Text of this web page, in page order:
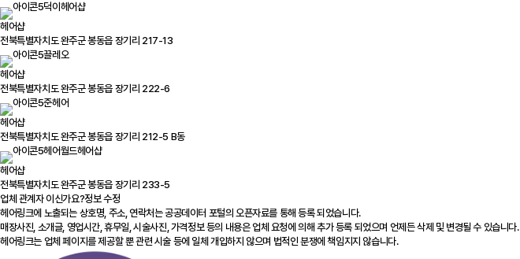
덕이헤어샵
헤어샵
전북특별자치도 완주군 봉동읍 장기리 217-13
끌레오
헤어샵
전북특별자치도 완주군 봉동읍 장기리 222-6
준헤어
헤어샵
전북특별자치도 완주군 봉동읍 장기리 212-5 B동
헤어월드헤어샵
헤어샵
전북특별자치도 완주군 봉동읍 장기리 233-5
업체 관계자 이신가요?정보 수정
헤어링크에 노출되는 상호명, 주소, 연락처는 공공데이터 포털의 오픈자료를 통해 등록 되었습니다.
매장사진, 소개글, 영업시간, 휴무일, 시술사진, 가격정보 등의 내용은 업체 요청에 의해 추가 등록 되었으며 언제든 삭제 및 변경될 수 있습니다.
헤어링크는 업체 페이지를 제공할 뿐 관련 시술 등에 일체 개입하지 않으며 법적인 분쟁에 책임지지 않습니다.